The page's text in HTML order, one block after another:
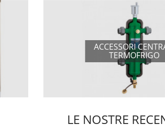
ACCESSORI
TERMOFRIGO
LE NOSTRE